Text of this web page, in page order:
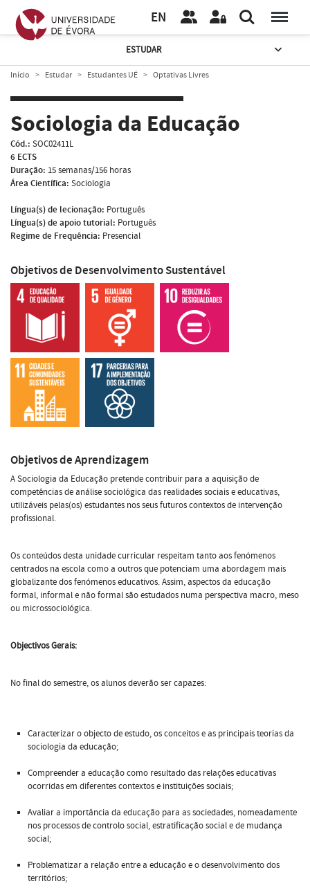
EN
ESTUDAR
Início Estudar Estudantes UÉ Optativas Livres
Sociologia da Educação
Cód.: SOC02411L
6 ECTS
Duração: 15 semanas/156 horas
Área Científica: Sociologia
Língua(s) de lecionação: Português
Língua(s) de apoio tutorial: Português
Regime de Frequência: Presencial
Objetivos de Desenvolvimento Sustentável
Objetivos de Aprendizagem
A Sociologia da Educação pretende contribuir para a aquisição de
competências de análise sociológica das realidades sociais e educativas,
utilizáveis pelas(os) estudantes nos seus futuros contextos de intervenção
profissional.
Os conteúdos desta unidade curricular respeitam tanto aos fenómenos
centrados na escola como a outros que potenciam uma abordagem mais
globalizante dos fenómenos educativos. Assim, aspectos da educação
formal, informal e não formal são estudados numa perspectiva macro, meso
ou microssociológica.
Objectivos Gerais:
No final do semestre, os alunos deverão ser capazes:
Caracterizar o objecto de estudo, os conceitos e as principais teorias da
sociologia da educação;
Compreender a educação como resultado das relações educativas
ocorridas em diferentes contextos e instituições sociais;
Avaliar a importância da educação para as sociedades, nomeadamente
nos processos de controlo social, estratificação social e de mudança
social;
Problematizar a relação entre a educação e o desenvolvimento dos
territórios;